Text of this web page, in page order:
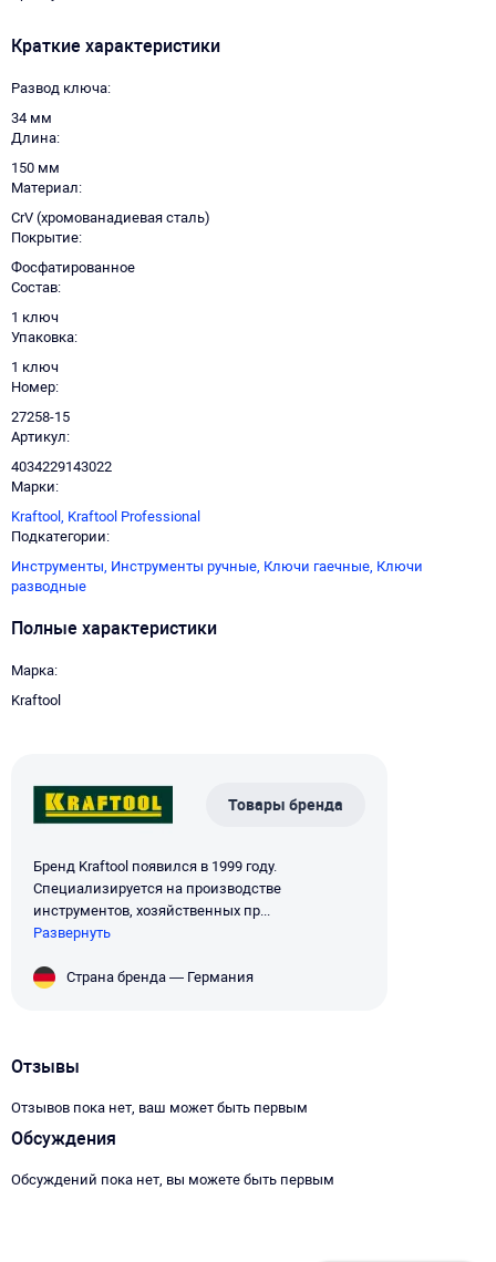
Краткие характеристики
Развод ключа
34 мм
Длина
150 мм
Материал
CrV (хромованадиевая сталь)
Покрытие
Фосфатированное
Состав
1 ключ
Упаковка
1 ключ
Номер
27258-15
Артикул
4034229143022
Марки
Kraftool, Kraftool Professional
Подкатегории
Инструменты, Инструменты ручные, Ключи гаечные, Ключи
разводные
Полные характеристики
Марка
Kraftool
Товары бренда
Бренд Kraftool появился в 1999 году.
Специализируется на производстве
инструментов, хозяйственных пр...
Развернуть
Страна бренда — Германия
Отзывы
Отзывов пока нет, ваш может быть первым
Обсуждения
Обсуждений пока нет, вы можете быть первым